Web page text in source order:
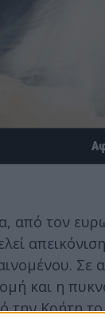
από τον
Σε
και η
την Κρήτη το